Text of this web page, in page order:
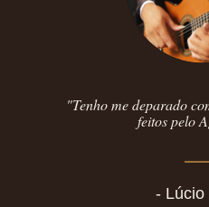
"Tenho me deparado
feitos pelo
- Lúcio